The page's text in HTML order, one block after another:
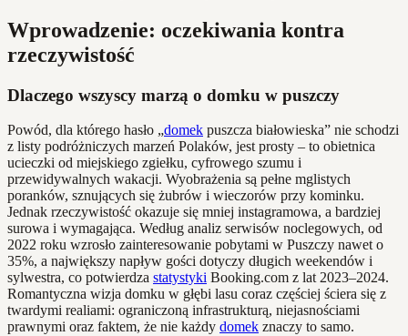
Wprowadzenie: oczekiwania kontra
rzeczywistość
Dlaczego wszyscy marzą o domku w puszczy
Powód, dla którego hasło „domek puszcza białowieska” nie schodzi
z listy podróżniczych marzeń Polaków, jest prosty – to obietnica
ucieczki od miejskiego zgiełku, cyfrowego szumu i
przewidywalnych wakacji. Wyobrażenia są pełne mglistych
poranków, sznujących się żubrów i wieczorów przy kominku.
Jednak rzeczywistość okazuje się mniej instagramowa, a bardziej
surowa i wymagająca. Według analiz serwisów noclegowych, od
2022 roku wzrosło zainteresowanie pobytami w Puszczy nawet o
35%, a największy napływ gości dotyczy długich weekendów i
sylwestra, co potwierdza statystyki Booking.com z lat 2023–2024.
Romantyczna wizja domku w głębi lasu coraz częściej ściera się z
twardymi realiami: ograniczoną infrastrukturą, niejasnościami
prawnymi oraz faktem, że nie każdy domek znaczy to samo.